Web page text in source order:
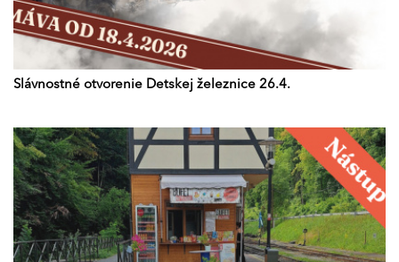
Slávnostné otvorenie Detskej železnice 26.4.